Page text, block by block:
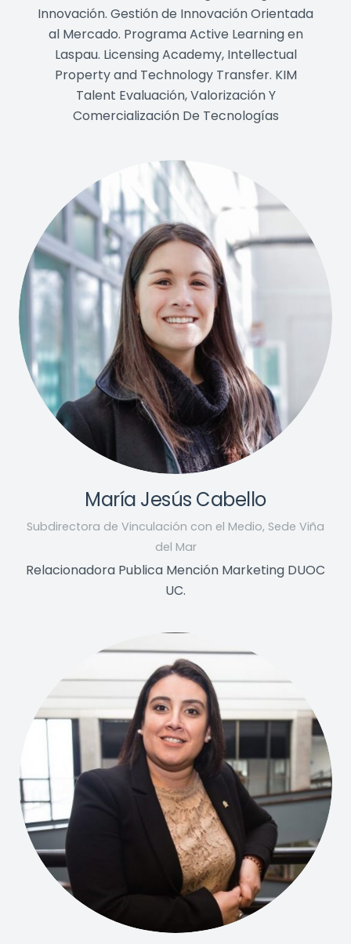
Innovación. Gestión de Innovación Orientada
al Mercado. Programa Active Learning en
Laspau. Licensing Academy, Intellectual
Property and Technology Transfer. KIM
Talent Evaluación, Valorización Y
Comercialización De Tecnologías
María Jesús Cabello
Subdirectora de Vinculación con el Medio, Sede Viña
del Mar
Relacionadora Publica Mención Marketing DUOC
UC.